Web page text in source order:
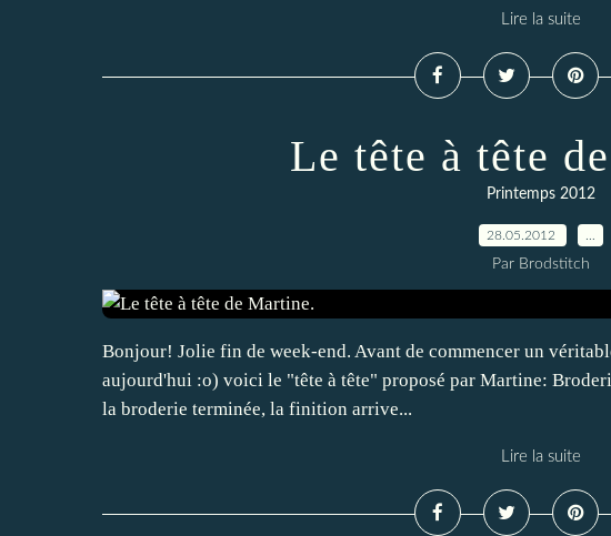
Lire la suite
Le tête à tête
Printemps 2012
28.05.2012
Par Brodstitch
Bonjour! Jolie fin de week-end. Avant de commencer un
aujourd'hui :o) voici le "tête à tête" proposé par Martine:
la broderie terminée, la finition arrive...
Lire la suite